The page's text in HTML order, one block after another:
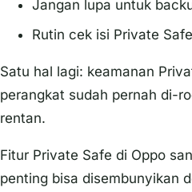
Jangan lupa untuk
Rutin cek isi Private Safe
Satu hal lagi: keamanan
perangkat sudah pernah di-
rentan.
Fitur Private Safe di Oppo
penting bisa disembunyikan